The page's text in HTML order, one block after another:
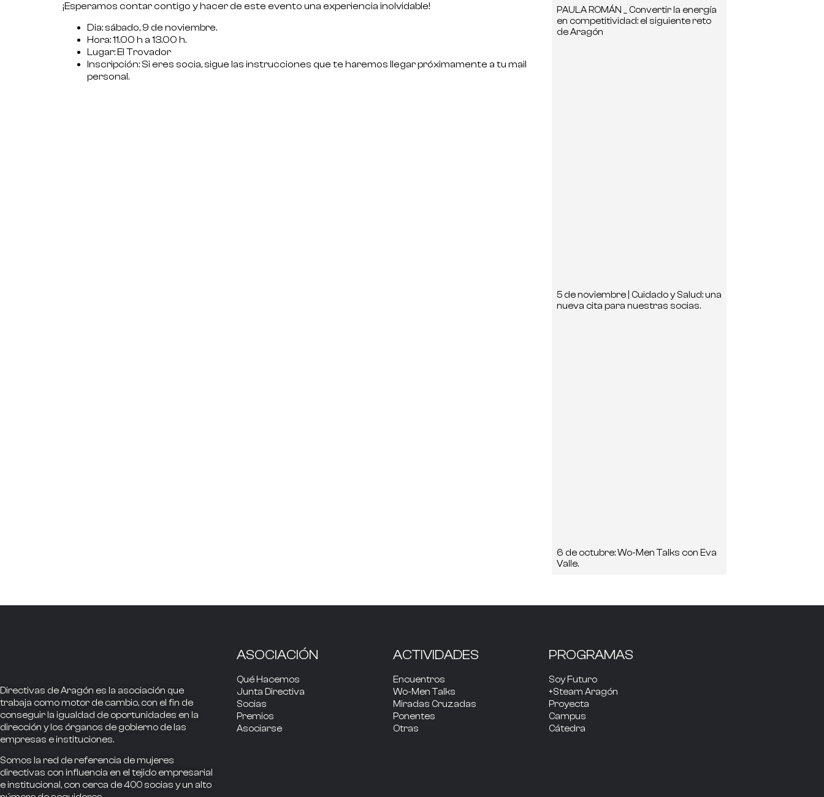
¡Esperamos contar contigo y hacer de este evento una experiencia inolvidable!
Dia: sábado, 9 de noviembre.
Hora: 11.00 h a 13.00 h.
Lugar: El Trovador
Inscripción: Si eres socia, sigue las instrucciones que te haremos llegar próximamente a tu mail
personal.
PAULA ROMÁN _ Convertir la energía
en competitividad: el siguiente reto
de Aragón
5 de noviembre | Cuidado y Salud: una
nueva cita para nuestras socias.
6 de octubre: Wo-Men Talks con Eva
Valle.
Directivas de Aragón es la asociación que
trabaja comomotor de cambio, con el fin de
conseguir la igualdad de oportunidades en la
dirección y los órganos de gobierno de las
empresas e instituciones.
Somos la red de referencia de mujeres
directivas con influencia en el tejido empresarial
e institucional, con cerca de400 socias y un alto
ASOCIACIÓN
Qué Hacemos
Junta Directiva
Socias
Premios
Asociarse
ACTIVIDADES
Encuentros
Wo-Men Talks
Miradas Cruzadas
Ponentes
Otras
PROGRAMAS
Soy Futuro
+Steam Aragón
Proyecta
Campus
Cátedra